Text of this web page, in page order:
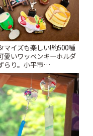
マイズも楽しい!約500種
愛いワッペンキーホルダ
らり。小平市
T&K」 | ことりっ